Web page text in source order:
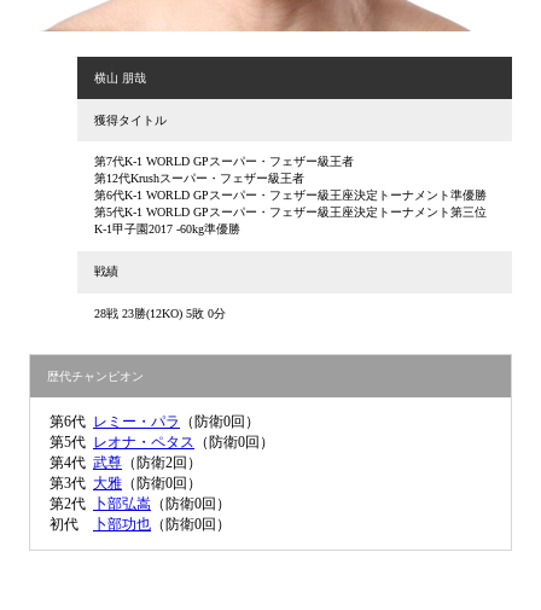
横山 朋哉
獲得タイトル
第7代K-1 WORLD GPスーパー・フェザー級王者
第12代Krushスーパー・フェザー級王者
第6代K-1 WORLD GPスーパー・フェザー級王座決定トーナメント準優勝
第5代K-1 WORLD GPスーパー・フェザー級王座決定トーナメント第三位
K-1甲子園2017 -60kg準優勝
戦績
28戦 23勝(12KO) 5敗 0分
歴代チャンピオン
第6代 レミー・パラ
（防衛0回）
第5代 レオナ・ペタス （防衛0回）
第4代 武尊 （防衛2回）
第3代 大雅 （防衛0回）
第2代
卜部弘嵩 （防衛0回）
初代
卜部功也 （防衛0回）